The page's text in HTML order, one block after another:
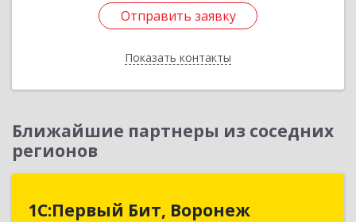
Отправить заявку
Показать контакты
Отправить заявку
Назад
Ближайшие партнеры из соседних
регионов
1С:Первый Бит, Воронеж
1С:Первый Бит, Воронеж